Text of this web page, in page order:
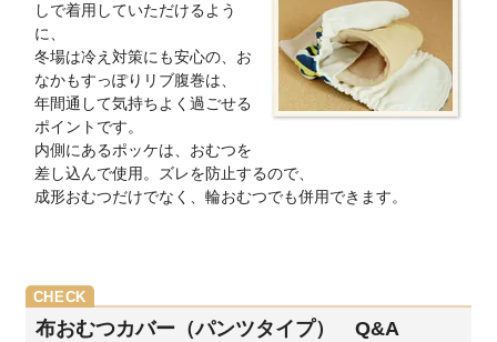
しで着用していただけるよう
に、
冬場は冷え対策にも安心の、お
なかもすっぽりリブ腹巻は、
年間通して気持ちよく過ごせる
ポイントです。
内側にあるポッケは、おむつを
差し込んで使用。ズレを防止するので、
成形おむつだけでなく、輪おむつでも併用できます。
布おむつカバー（パンツタイプ） Q&A